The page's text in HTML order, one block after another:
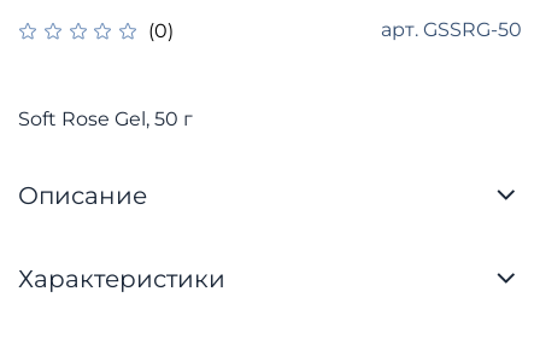
(0) арт. GSSRG-50
Soft Rose Gel, 50 г
Описание
Характеристики